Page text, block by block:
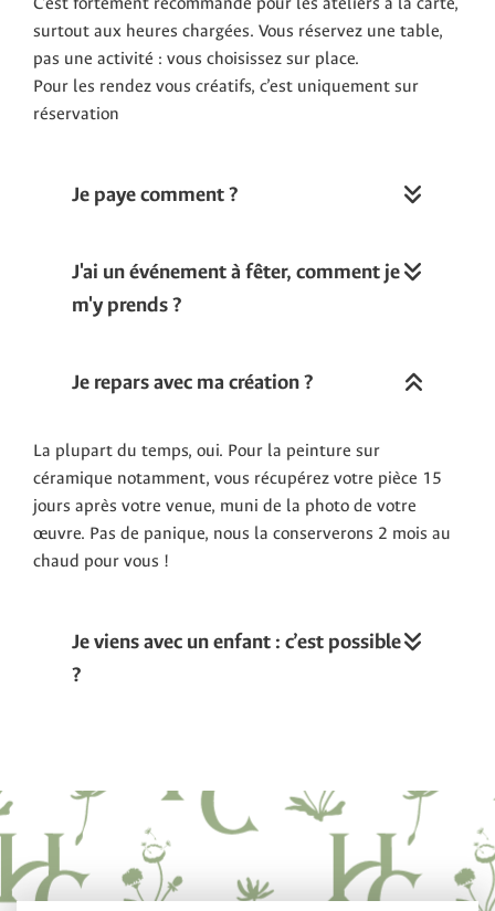
surtout aux heures chargées. Vous réservez une table,
pas une activité : vous choisissez sur place.
Pour les rendez vous créatifs, c’est uniquement sur
réservation
Je paye comment ?
J'ai un événement à fêter, comment je
m'y prends ?
Je repars avec ma création ?
La plupart du temps, oui. Pour la peinture sur
céramique notamment, vous récupérez votre pièce 15
jours après votre venue, muni de la photo de votre
œuvre. Pas de panique, nous la conserverons 2 mois au
chaud pour vous !
Je viens avec un enfant : c’est possible
?